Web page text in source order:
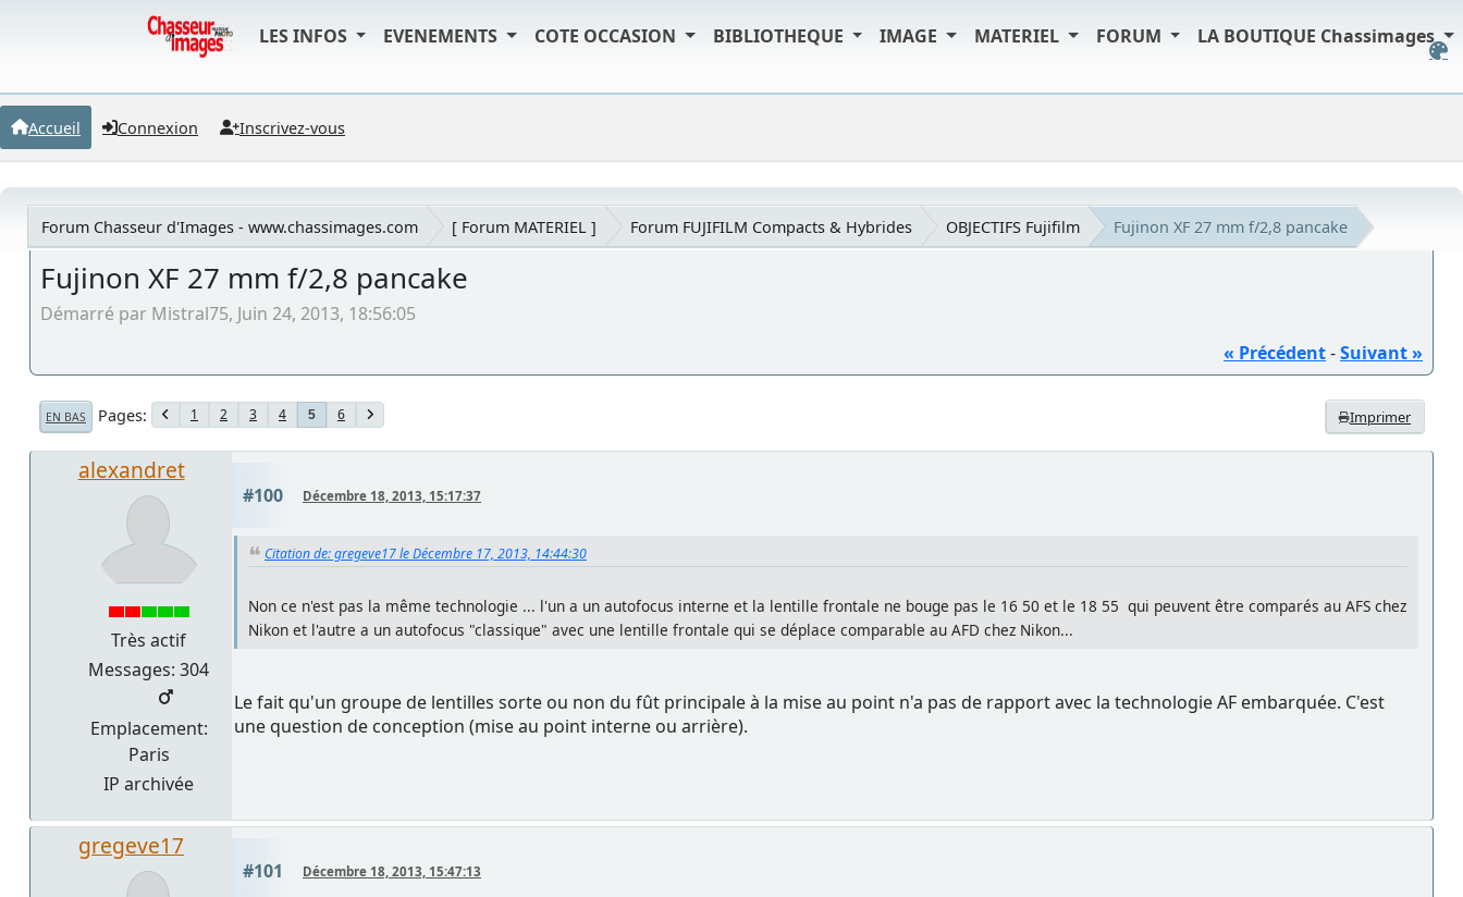
LES INFOS EVENEMENTS COTE OCCASION BIBLIOTHEQUE IMAGE MATERIEL FORUM LA BOUTIQUE Chassimages
Accueil Connexion Inscrivez-vous
Forum Chasseur d'Images - www.chassimages.com [ Forum MATERIEL ] Forum FUJIFILM Compacts & Hybrides OBJECTIFS Fujifilm Fujinon XF 27 mm f/2,8 pancake
Fujinon XF 27 mm f/2,8 pancake
Démarré par Mistral75, Juin 24, 2013, 18:56:05
« Précédent-Suivant »
Imprimer
EN BAS Pages 1 2 3 4 5 6
alexandret
Très actif
Messages: 304
Emplacement:
Paris
IP archivée
#100 Décembre 18, 2013, 15:17:37
Citation de: gregeve17 le Décembre 17, 2013, 14:44:30
Non ce n'est pas la même technologie ... l'un a un autofocus interne et la lentille frontale ne bouge pas le 16 50 et le 18 55 qui peuvent être comparés au AFS chez
Nikon et l'autre a un autofocus "classique" avec une lentille frontale qui se déplace comparable au AFD chez Nikon...
Le fait qu'un groupe de lentilles sorte ou non du fût principale à la mise au point n'a pas de rapport avec la technologie AF embarquée. C'est
une question de conception (mise au point interne ou arrière).
gregeve17
#101 Décembre 18, 2013, 15:47:13